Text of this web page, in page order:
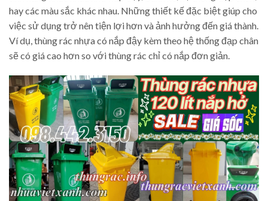
hay các màu sắc khác nhau. Những thiết kế đặc biệt giúp cho
việc sử dụng trở nên tiện lợi hơn và ảnh hưởng đến giá thành.
Ví dụ, thùng rác nhựa có nắp đậy kèm theo hệ thống đạp chân
sẽ có giá cao hơn so với thùng rác chỉ có nắp đơn giản.